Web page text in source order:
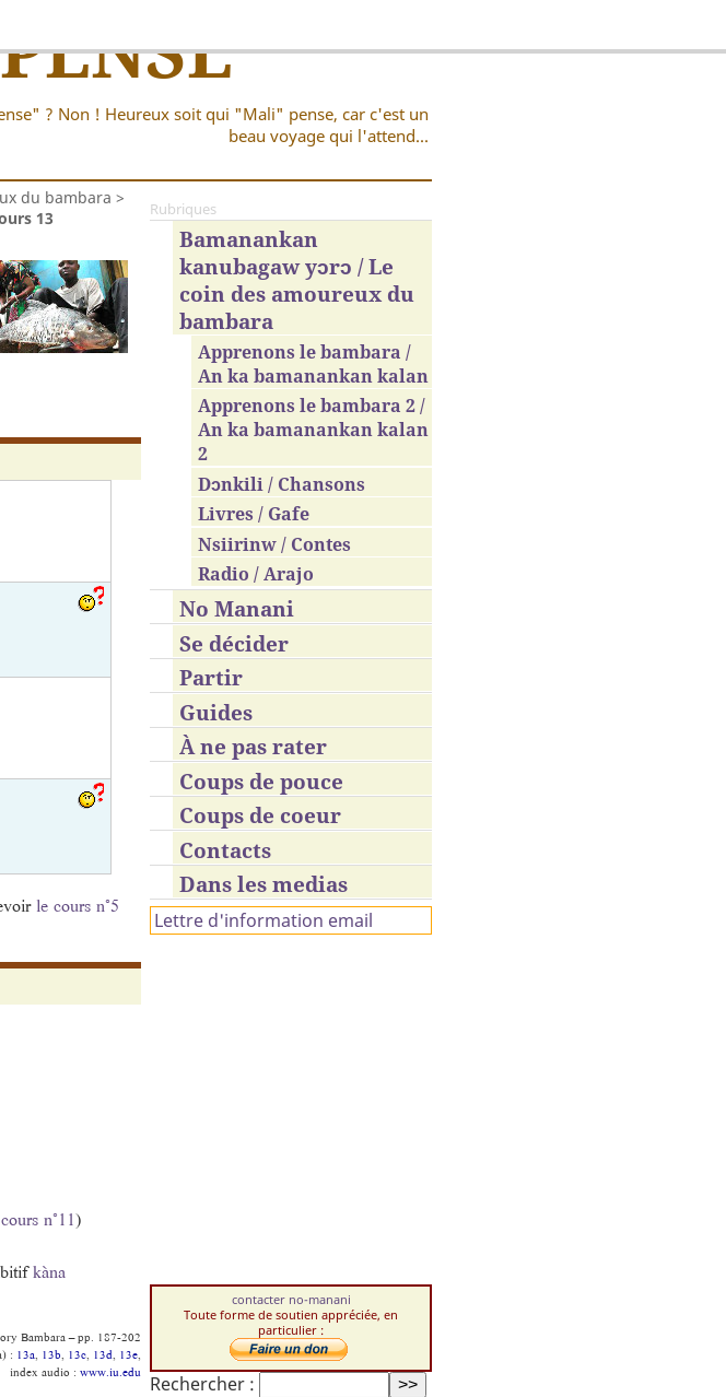
? Non ! Heureux soit qui "Mali" pense, car c'est un
beau voyage qui l'attend...
du bambara >
13
le cours n°5
cours n°11)
kàna
Bambara – pp. 187-202
: 13a, 13b, 13c, 13d, 13e,
index audio :www.iu.edu
Rubriques
Bamanankan
kanubagaw yɔrɔ / Le
coin des amoureux du
bambara
Apprenons le bambara /
An ka bamanankan kalan
Apprenons le bambara 2 /
An ka bamanankan kalan
2
Dɔnkili / Chansons
Livres / Gafe
Nsiirinw / Contes
Radio / Arajo
No Manani
Se décider
Partir
Guides
À ne pas rater
Coups de pouce
Coups de coeur
Contacts
Dans les medias
Lettre d'information email
contacter no-manani
Toute forme de soutien appréciée, en
particulier :
Rechercher :